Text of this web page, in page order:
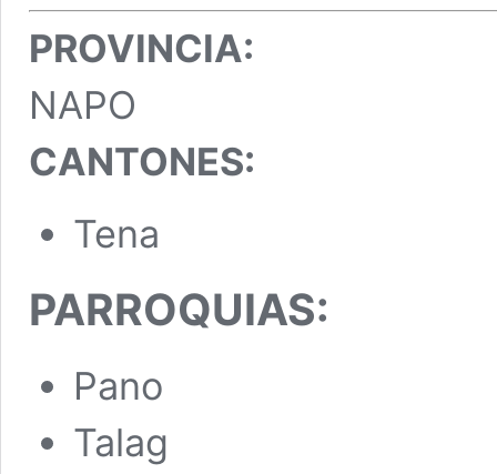
PROVINCIA:
NAPO
CANTONES:
Tena
PARROQUIAS:
Pano
Talag